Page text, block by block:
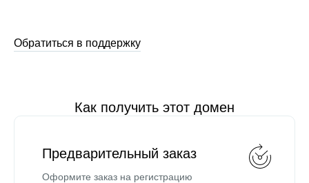
Обратиться в поддержку
Как получить этот домен
Предварительный заказ
Оформите заказ на регистрацию